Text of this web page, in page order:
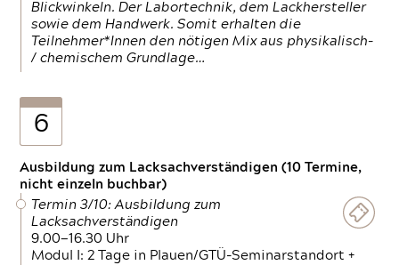
Blickwinkeln. Der Labortechnik, dem Lackhersteller
sowie dem Handwerk. Somit erhalten die
Teilnehmer*Innen den nötigen Mix aus physikalisch-
/ chemischem Grundlage…
6
Ausbildung zum Lacksachverständigen (10 Termine,
nicht einzeln buchbar)
Termin 3/10: Ausbildung zum
Lacksachverständigen
9.00—16.30 Uhr
Modul I: 2 Tage in Plauen/GTÜ-Seminarstandort +